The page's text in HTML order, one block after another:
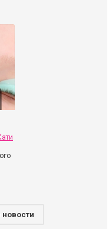
новости